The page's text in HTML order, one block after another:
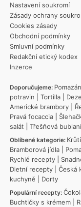
Nastavení soukromí
Zásady ochrany
Cookies zásady
Obchodní podmínky
Smluvní podmínky
Redakční etický kodex
Inzerce
Doporučujeme:
potravin
Tortilla
Americké brambory
Pravá focaccia
salát
Třešňová
Oblíbené kategorie:
Bramborová jídla
Rychlé recepty
Dietní recepty
Česká
kuchyně
Dorty
Populární recepty:
Buchtičky s krémem